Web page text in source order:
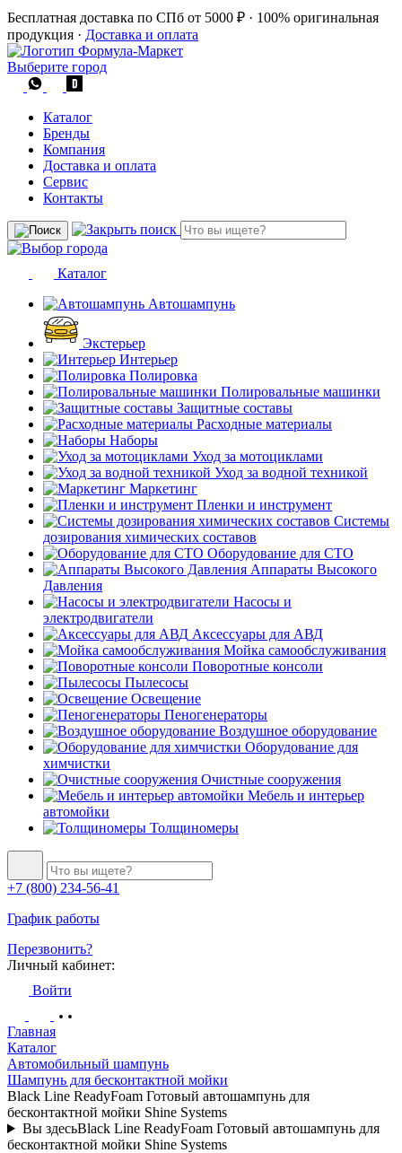
Бесплатная доставка по СПб от 5000 ₽ · 100% оригинальная
продукция · Доставка и оплата
Выберите город
Каталог
Бренды
Компания
Доставка и оплата
Сервис
Контакты
Каталог
Автошампунь
Экстерьер
Интерьер
Полировка
Полировальные машинки
Защитные составы
Расходные материалы
Наборы
Уход за мотоциклами
Уход за водной техникой
Маркетинг
Пленки и инструмент
Системы
дозирования химических составов
Оборудование для СТО
Аппараты Высокого
Давления
Насосы и
электродвигатели
Аксессуары для АВД
Мойка самообслуживания
Поворотные консоли
Пылесосы
Освещение
Пеногенераторы
Воздушное оборудование
Оборудование для
химчистки
Очистные сооружения
Мебель и интерьер
автомойки
Толщиномеры
+7 (800) 234-56-41
График работы
Перезвонить?
Личный кабинет:
Войти
Главная
Каталог
Автомобильный шампунь
Шампунь для бесконтактной мойки
Black Line ReadyFoam Готовый автошампунь для
бесконтактной мойки Shine Systems
Вы здесьBlack Line ReadyFoam Готовый автошампунь для
бесконтактной мойки Shine Systems